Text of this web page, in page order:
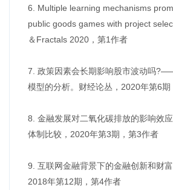
6. Multiple learning mechanisms
public goods games with project
＆Fractals 2020，第1作者
7. 政策因素会长期影响股市波动吗
模型的分析。财经论丛，2020年第6期
8. 金融发展对二氧化碳排放的影响效
体制比较，2020年第3期，第3作者
9. 互联网金融背景下的金融创新和财
2018年第12期，第4作者